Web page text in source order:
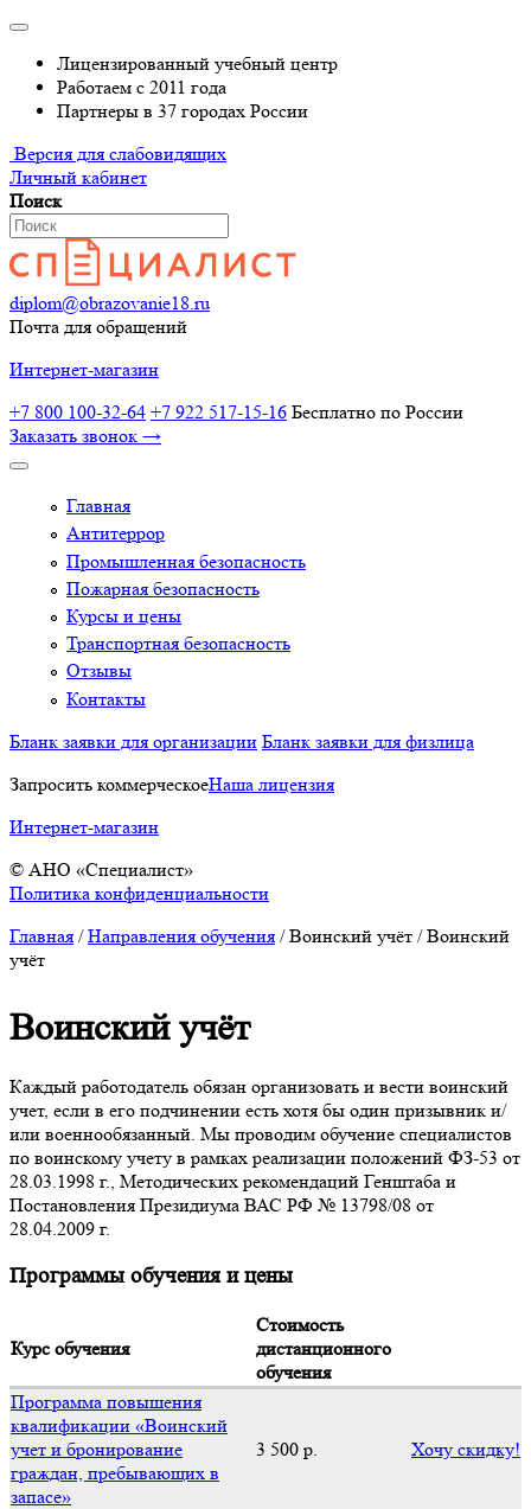
Лицензированный учебный центр
Работаем с 2011 года
Партнеры в 37 городах России
Версия для слабовидящих
Личный кабинет
Поиск
diplom@obrazovanie18.ru
Почта для обращений
Интернет-магазин
+7 800 100-32-64 +7 922 517-15-16 Бесплатно по России
Заказать звонок →
Главная
Антитеррор
Промышленная безопасность
Пожарная безопасность
Курсы и цены
Транспортная безопасность
Отзывы
Контакты
Бланк заявки для организации Бланк заявки для физлица
Запросить коммерческоеНаша лицензия
Интернет-магазин
© АНО «Специалист»
Политика конфиденциальности
Главная / Направления обучения /Воинский учёт /Воинский
учёт
Воинский учёт
Каждый работодатель обязан организовать и вести воинский
учет, если в его подчинении есть хотя бы один призывник и/
или военнообязанный. Мы проводим обучение специалистов
по воинскому учету в рамках реализации положений ФЗ-53 от
28.03.1998 г., Методических рекомендаций Генштаба и
Постановления Президиума ВАС РФ № 13798/08 от
28.04.2009 г.
Программы обучения и цены
Курс обучения
Стоимость
дистанционного
обучения
Программа повышения
квалификации «Воинский
учет и бронирование
граждан, пребывающих в
запасе»
3 500 р. Хочу скидку!